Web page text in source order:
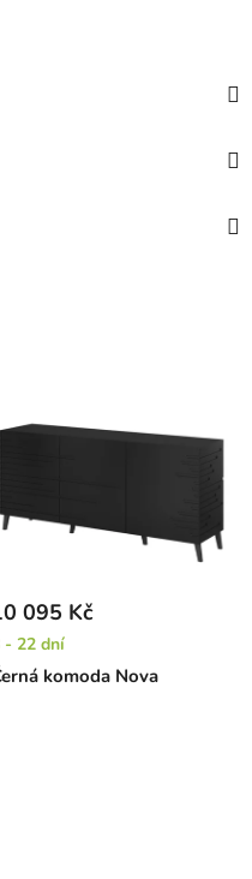
komoda Nova
095 Kč
- 22 dní